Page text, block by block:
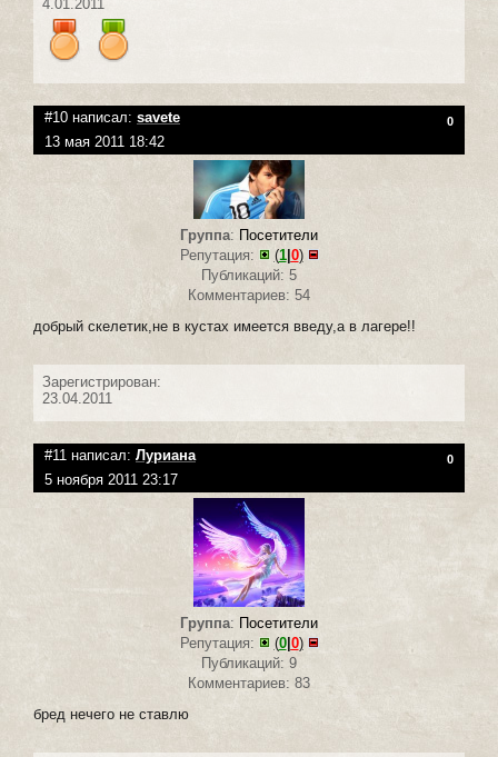
4.01.2011
#10 написал: savete 0
13 мая 2011 18:42
Группа: Посетители
Репутация:
(1| 0)
Публикаций: 5
Комментариев: 54
добрый скелетик,не в кустах имеется введу,а в лагере!!
Зарегистрирован:
23.04.2011
#11 написал: Луриана 0
5 ноября 2011 23:17
Группа: Посетители
Репутация:
(0|0)
Публикаций: 9
Комментариев: 83
бред нечего не ставлю